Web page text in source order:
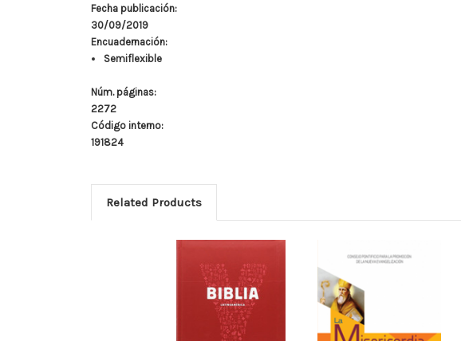
Fecha publicación:
30/09/2019
Encuadernación:
Semiflexible
Núm. páginas:
2272
Código interno:
191824
Related Products